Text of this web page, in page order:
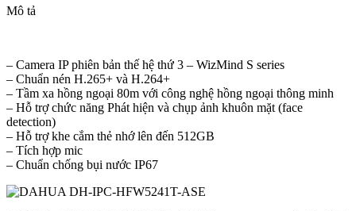
Mô tả
– Camera IP phiên bản thế hệ thứ 3 – WizMind S series
– Chuẩn nén H.265+ và H.264+
– Tầm xa hồng ngoại 80m với công nghệ hồng ngoại thông minh
– Hỗ trợ chức năng Phát hiện và chụp ảnh khuôn mặt (face
detection)
– Hỗ trợ khe cắm thẻ nhớ lên đến 512GB
– Tích hợp mic
– Chuẩn chống bụi nước IP67